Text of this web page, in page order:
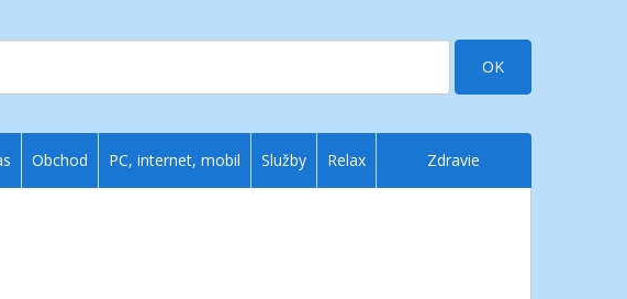
OK
Obchod PC, internet, mobil Služby Relax Zdravie